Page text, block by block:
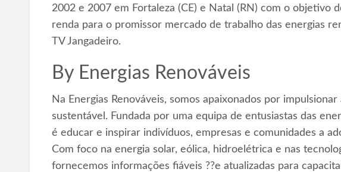
2002 e 2007 em Fortaleza (CE) e Natal (RN) com o objetivo
renda para o promissor mercado de trabalho das energias
TV Jangadeiro.
By Energias Renováveis
Na Energias Renováveis, somos apaixonados por
sustentável. Fundada por uma equipa de entusiastas das
é educar e inspirar indivíduos, empresas e comunidades a
Com foco na energia solar, eólica, hidroelétrica e nas
fornecemos informações fiáveis ??e atualizadas para